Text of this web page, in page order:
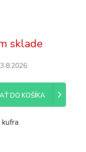
sklade
DO KOŠÍKA
kufra